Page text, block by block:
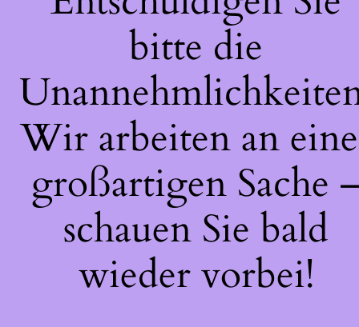
bitte die
Wir arbeiten an
großartigen Sache
schauen Sie bald
wieder vorbei!